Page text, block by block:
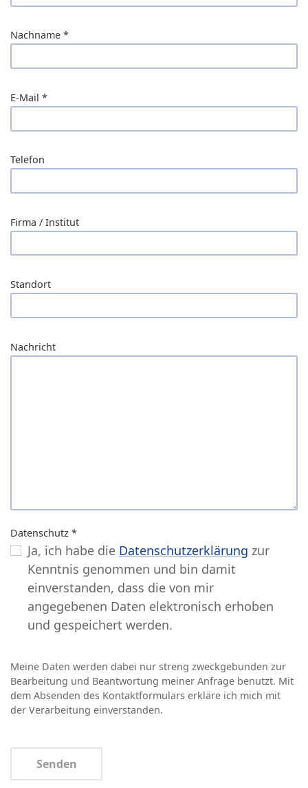
Nachname *
E-Mail *
Telefon
Firma / Institut
Standort
Nachricht
Datenschutz *
Ja, ich habe die Datenschutzerklärung zur
Kenntnis genommen und bin damit
einverstanden, dass die von mir
angegebenen Daten elektronisch erhoben
und gespeichert werden.
Meine Daten werden dabei nur streng zweckgebunden zur
Bearbeitung und Beantwortung meiner Anfrage benutzt. Mit
dem Absenden des Kontaktformulars erkläre ich mich mit
der Verarbeitung einverstanden.
Senden